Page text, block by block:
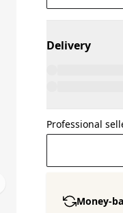
Delivery
Professional
Money-